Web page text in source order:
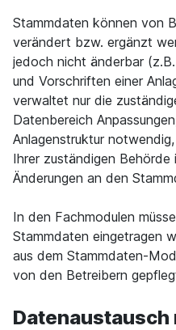
Stammdaten können von
verändert bzw. ergänzt
jedoch nicht änderbar
und Vorschriften einer
verwaltet nur die
Datenbereich
Anlagenstruktur
Ihrer zuständigen Behörde
Änderungen an den
In den Fachmodulen
Stammdaten eingetragen
aus dem Stammdaten-
von den Betreibern
Datenaustausch